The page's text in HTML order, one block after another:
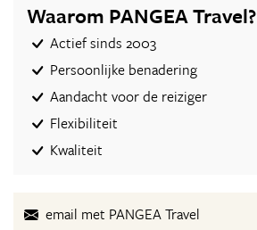
Waarom PANGEA Travel?
Actief sinds 2003
Persoonlijke benadering
Aandacht voor de reiziger
Flexibiliteit
Kwaliteit
email met PANGEA Travel